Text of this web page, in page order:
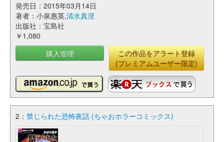
発売日：2015年03月14日
著者：小泉惠英,清水真澄
出版社：宝島社
￥1,080
購入管理
この作品をアラート登録
(プレミアムユーザー限定)
2： 禁じられた恐怖夜話 (ちゃおホラーコミックス)